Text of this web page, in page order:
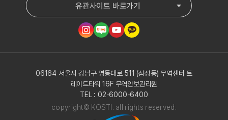
유관사이트 바로가기
06164 서울시 강남구 영동대로 511 (삼성동) 무역센터 트
레이드타워 16F 무역안보관리원
TEL : 02-6000-6400
copyright© KOSTI. all rights reserved.